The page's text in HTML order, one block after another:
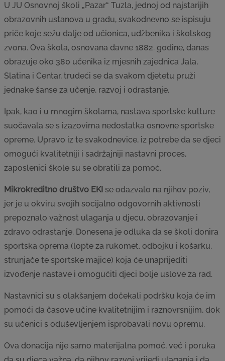
U JU Osnovnoj školi „Pazar“ Tuzla, jednoj od najstarijih
obrazovnih ustanova u gradu, svakodnevno se ispisuju
priče koje sežu dalje od učionica, udžbenika i školskog
zvona. Ova škola, osnovana davne 1882. godine, danas
obrazuje oko 380 učenika iz mjesnih zajednica Jala,
Slatina i Centar, trudeći se da svakom djetetu pruži
jednake šanse za učenje, razvoj i odrastanje.
Ipak, kao i u mnogim školama, nastava sportske kulture
suočavala se s izazovima nedostatka osnovne sportske
opreme. Upravo iz te svakodnevice, iz potrebe da se djeci
omogući kvalitetniji i sadržajniji nastavni proces,
zaposlenici škole su se obratili za pomoć.
Mikrokreditno društvo EKI se odazvalo na njihov poziv,
jer je u okviru svojih socijalno odgovornih aktivnosti
prepoznalo važnost ulaganja u djecu, obrazovanje i
zdravo odrastanje. Donesena je odluka da se školi donira
sportska oprema (lopte za rukomet, odbojku i košarku,
strunjače te sportske majice) koja će unaprijediti
izvođenje nastave i omogućiti djeci bolje uslove za rad.
Nastavnici su s olakšanjem dočekali podršku koja će im
pomoći da časove učine kvalitetnijim i raznovrsnijim, dok
su učenici s oduševljenjem isprobavali novu opremu.
Ova donacija nije samo materijalna pomoć, već i poruka